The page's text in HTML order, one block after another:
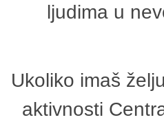
ljudima u
Ukoliko imaš
aktivnosti